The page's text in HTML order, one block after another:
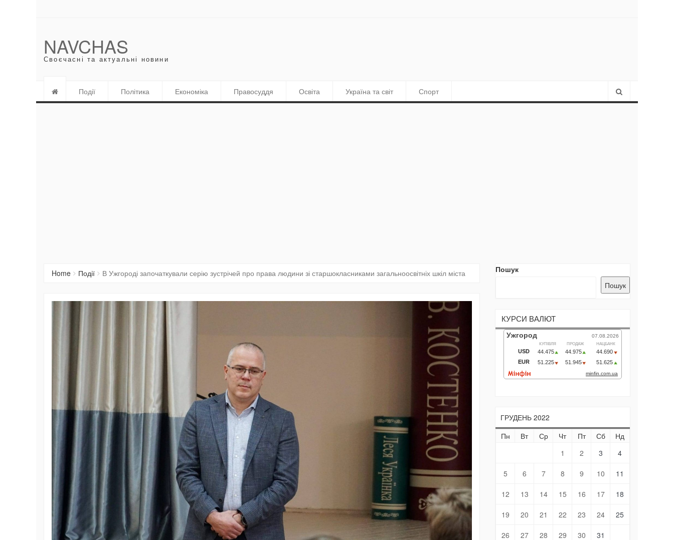
NAVCHAS
Своєчасні та актуальні новини
Події Політика Економіка Правосуддя Освіта Україна та світ Спорт
Home Події В Ужгороді започаткували серію зустрічей про права людини зі старшокласниками загальноосвітніх шкіл міста
Пошук
Пошук
КУРСИ ВАЛЮТ
ГРУДЕНЬ 2022
Пн
Вт Ср Чт Пт Сб
Нд
1
2 3 4
5 6 7 8 9 10 11
12 13 14 15 16 17 18
19 20 21 22 23 24 25
26 27 28 29 30
31